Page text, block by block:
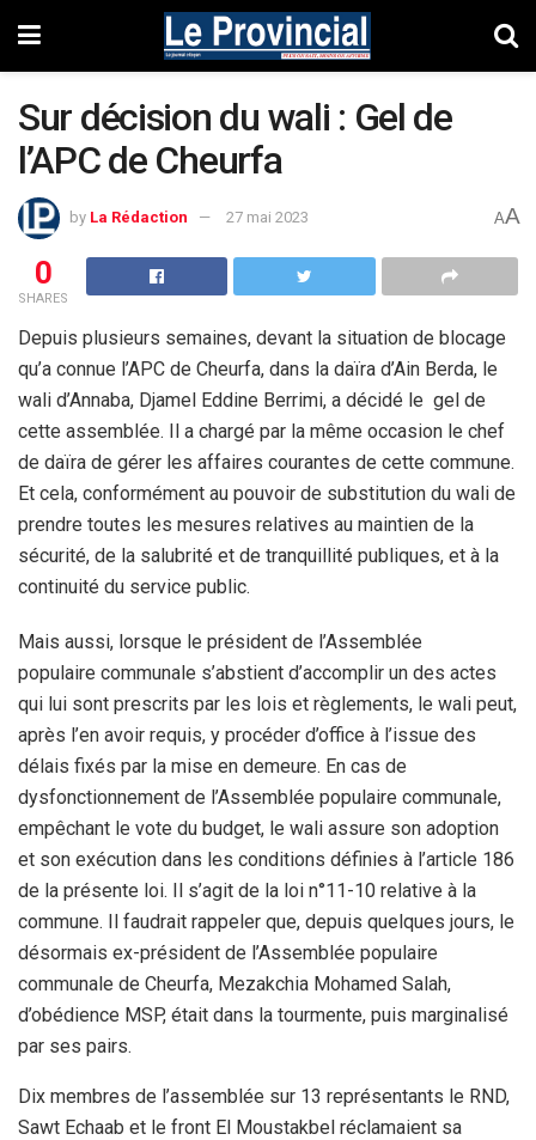
Sur décision du wali : Gel de
l’APC de Cheurfa
by La Rédaction 27 mai 2023 AA
0
SHARES
Depuis plusieurs semaines, devant la situation de blocage
qu’a connue l’APC de Cheurfa, dans la daïra d’Ain Berda, le
wali d’Annaba, Djamel Eddine Berrimi, a décidé le gel de
cette assemblée. Il a chargé par la même occasion le chef
de daïra de gérer les affaires courantes de cette commune.
Et cela, conformément au pouvoir de substitution du wali de
prendre toutes les mesures relatives au maintien de la
sécurité, de la salubrité et de tranquillité publiques, et à la
continuité du service public.
Mais aussi, lorsque le président de l’Assemblée
populaire communale s’abstient d’accomplir un des actes
qui lui sont prescrits par les lois et règlements, le wali peut,
après l’en avoir requis, y procéder d’office à l’issue des
délais fixés par la mise en demeure. En cas de
dysfonctionnement de l’Assemblée populaire communale,
empêchant le vote du budget, le wali assure son adoption
et son exécution dans les conditions définies à l’article 186
de la présente loi. Il s’agit de la loi n°11-10 relative à la
commune. Il faudrait rappeler que, depuis quelques jours, le
désormais ex-président de l’Assemblée populaire
communale de Cheurfa, Mezakchia Mohamed Salah,
d’obédience MSP, était dans la tourmente, puis marginalisé
par ses pairs.
Dix membres de l’assemblée sur 13 représentants le RND,
Sawt Echaab et le front El Moustakbel réclamaient sa